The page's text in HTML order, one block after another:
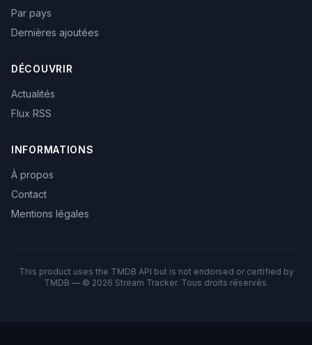
Par pays
Dernières ajoutées
DÉCOUVRIR
Actualités
Flux RSS
INFORMATIONS
À propos
Contact
Mentions légales
This product uses the TMDB API but is not endorsed or certified by
TMDB — © 2026 Stream Tracker. Tous droits réservés.